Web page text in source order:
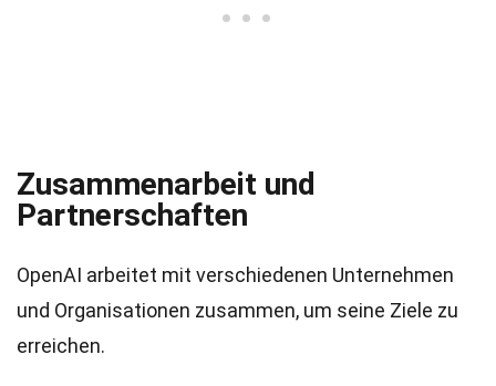
Zusammenarbeit und
Partnerschaften
OpenAI arbeitet mit verschiedenen Unternehmen
und Organisationen zusammen, um seine Ziele zu
erreichen.